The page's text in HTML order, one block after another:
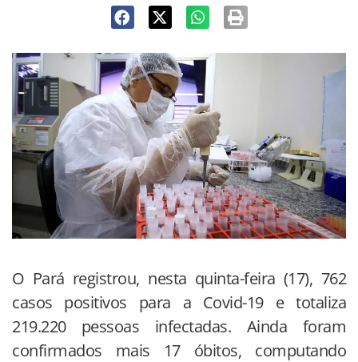
O Pará registrou, nesta quinta-feira (17), 762
casos positivos para a Covid-19 e totaliza
219.220 pessoas infectadas. Ainda foram
confirmados mais 17 óbitos, computando